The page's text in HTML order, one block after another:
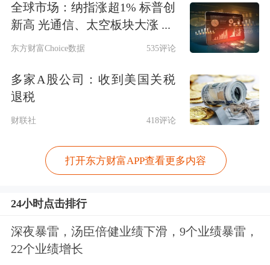
部负责人 罗勇,TCL华星CFO 杨安
明,TCL华星TV、商显事业部负责人 王
会秘书 李丽娜。
公司就以下问题进行了回复：一、公司
2026 年一季度经营情况介绍 今年以来,
国际地缘冲突升级,上游能源价格大幅
上涨,通胀呈现再度抬头的趋势。在此
观环境不确定性显著上升。面对外部环
全球市场：纳指涨超1% 标普创
新高 光通信、太空板块大涨 ...
东方财富Choice数据 535评论
多家A股公司：收到美国关税
退税
财联社 418评论
打开东方财富APP查看更多内容
24小时点击排行
深夜暴雷，汤臣倍健业绩下滑，9个业绩暴雷，
22个业绩增长